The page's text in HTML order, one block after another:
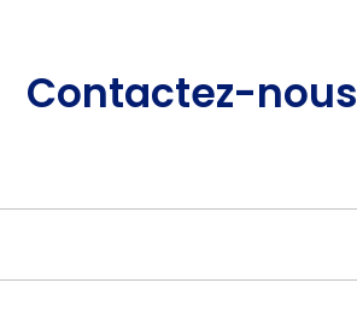
Contactez-nous